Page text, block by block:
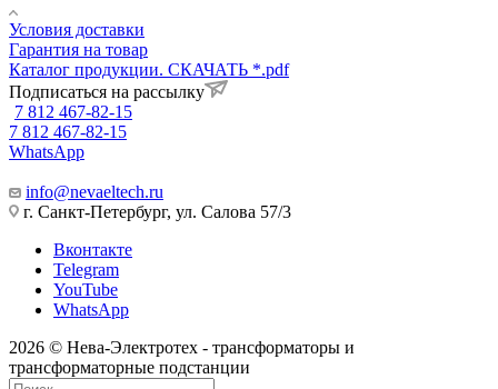
Условия доставки
Гарантия на товар
Каталог продукции. СКАЧАТЬ *.pdf
Подписаться на рассылку
7 812 467-82-15
7 812 467-82-15
WhatsApp
info@nevaeltech.ru
г. Санкт-Петербург, ул. Салова 57/3
Вконтакте
Telegram
YouTube
WhatsApp
2026 © Нева-Электротех - трансформаторы и
трансформаторные подстанции